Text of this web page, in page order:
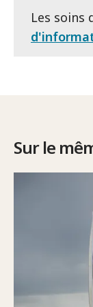
Les soins
Sur le